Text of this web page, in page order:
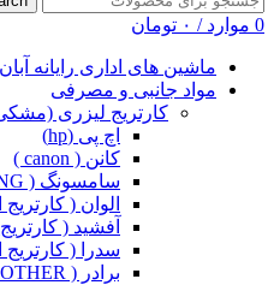
0 موارد / ۰ تومان
ماشین های اداری رایانه
مواد جانبی و مصرفی
کارتریج لیزری
اچ پی (hp)
کانن ( canon )
سامسونگ ( SAMSUNG )
الوان ( کارتریج
آفشید (
سدرا ( کارتریج
برادر ( BROTHER )